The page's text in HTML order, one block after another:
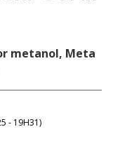
metanol, Meta
- 19H31)